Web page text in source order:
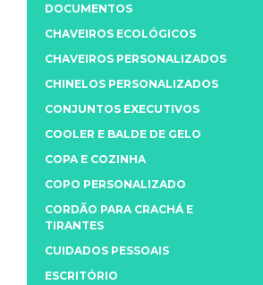
DOCUMENTOS
CHAVEIROS ECOLÓGICOS
CHAVEIROS PERSONALIZADOS
CHINELOS PERSONALIZADOS
CONJUNTOS EXECUTIVOS
COOLER E BALDE DE GELO
COPA E COZINHA
COPO PERSONALIZADO
CORDÃO PARA CRACHÁ E
TIRANTES
CUIDADOS PESSOAIS
ESCRITÓRIO